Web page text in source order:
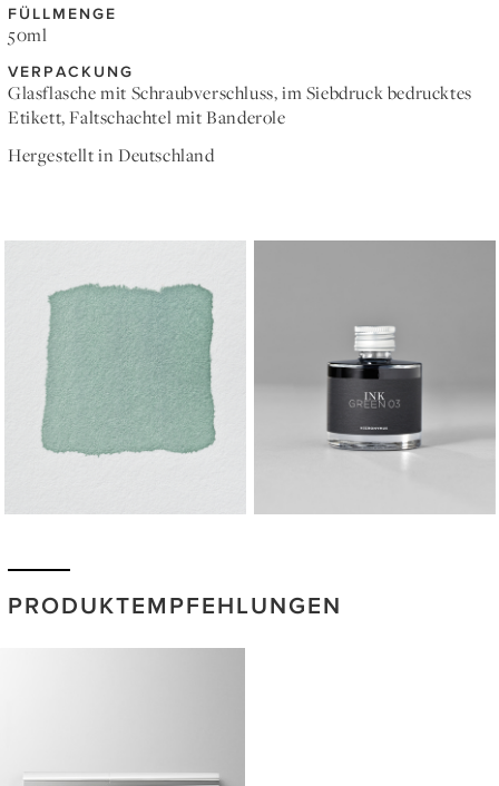
FÜLLMENGE
50ml
VERPACKUNG
Glasflasche mit Schraubverschluss, im Siebdruck bedrucktes
Etikett, Faltschachtel mit Banderole
Hergestellt in Deutschland
PRODUKTEMPFEHLUNGEN